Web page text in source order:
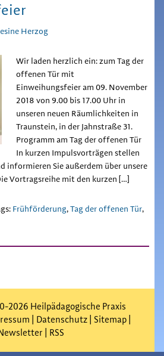
Herzog
Wir laden herzlich ein: zum Tag der
offenen Tür mit
Einweihungsfeier am 09. November
2018 von 9.00 bis 17.00 Uhr in
unseren neuen Räumlichkeiten in
Traunstein, in der Jahnstraße 31.
Programm am Tag der offenen Tür
In kurzen Impulsvorträgen stellen
informieren Sie außerdem über unsere
Vortragsreihe mit den kurzen […]
Frühförderung,Tag der offenen Tür,
2026 Heilpädagogische Praxis
Datenschutz Sitemap
RSS